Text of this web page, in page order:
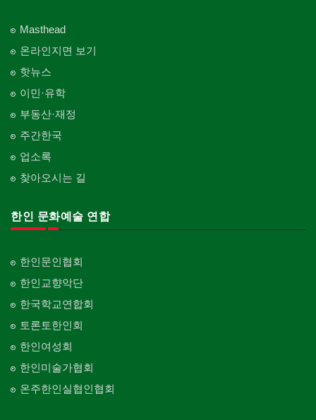
Masthead
온라인지면 보기
핫뉴스
이민·유학
부동산·재정
주간한국
업소록
찾아오시는 길
한인 문화예술 연합
한인문인협회
한인교향악단
한국학교연합회
토론토한인회
한인여성회
한인미술가협회
온주한인실협인협회